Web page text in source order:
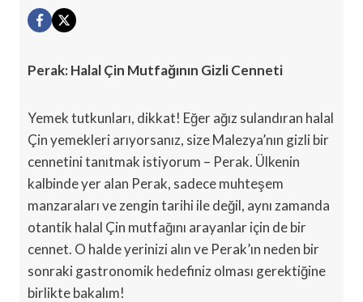
Perak: Halal Çin Mutfağının Gizli Cenneti
Yemek tutkunları, dikkat! Eğer ağız sulandıran halal
Çin yemekleri arıyorsanız, size Malezya’nın gizli bir
cennetini tanıtmak istiyorum – Perak. Ülkenin
kalbinde yer alan Perak, sadece muhteşem
manzaraları ve zengin tarihi ile değil, aynı zamanda
otantik halal Çin mutfağını arayanlar için de bir
cennet. O halde yerinizi alın ve Perak’ın neden bir
sonraki gastronomik hedefiniz olması gerektiğine
birlikte bakalım!